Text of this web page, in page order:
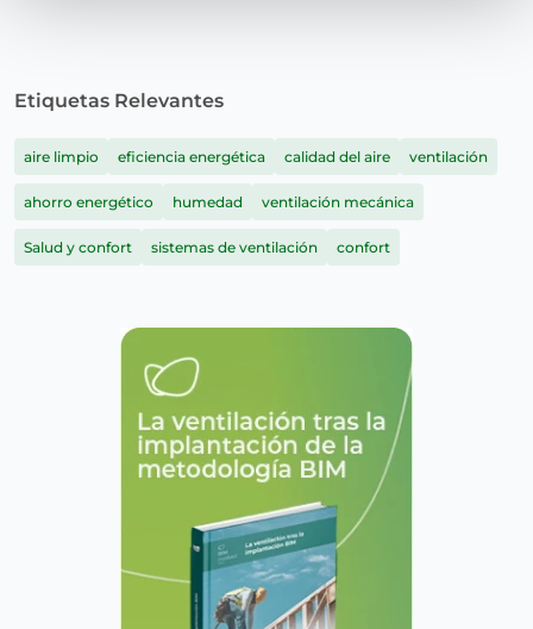
Etiquetas Relevantes
aire limpio eficiencia energética calidad del aire ventilación
ahorro energético humedad ventilación mecánica
Salud y confort sistemas de ventilación confort